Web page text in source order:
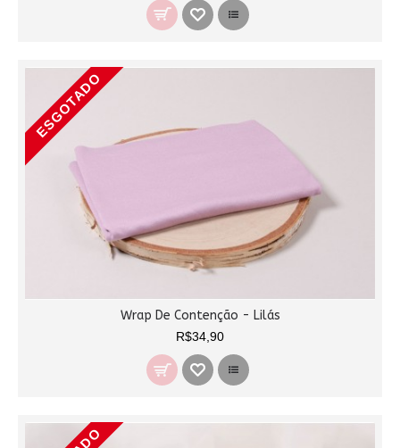
ESGOTADO
Wrap De Contenção - Lilás
R$34,90